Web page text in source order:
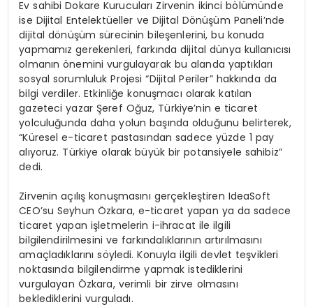
Ev sahibi Dokare Kurucuları Zirvenin ikinci bölümünde
ise Dijital Entelektüeller ve Dijital Dönüşüm Paneli’nde
dijital dönüşüm sürecinin bileşenlerini, bu konuda
yapmamız gerekenleri, farkında dijital dünya kullanıcısı
olmanın önemini vurgulayarak bu alanda yaptıkları
sosyal sorumluluk Projesi “Dijital Periler” hakkında da
bilgi verdiler. Etkinliğe konuşmacı olarak katılan
gazeteci yazar Şeref Oğuz, Türkiye’nin e ticaret
yolculuğunda daha yolun başında olduğunu belirterek,
“Küresel e-ticaret pastasından sadece yüzde 1 pay
alıyoruz. Türkiye olarak büyük bir potansiyele sahibiz”
dedi.
Zirvenin açılış konuşmasını gerçekleştiren IdeaSoft
CEO’su Seyhun Özkara, e-ticaret yapan ya da sadece
ticaret yapan işletmelerin i-ihracat ile ilgili
bilgilendirilmesini ve farkındalıklarının artırılmasını
amaçladıklarını söyledi. Konuyla ilgili devlet teşvikleri
noktasında bilgilendirme yapmak istediklerini
vurgulayan Özkara, verimli bir zirve olmasını
beklediklerini vurguladı.